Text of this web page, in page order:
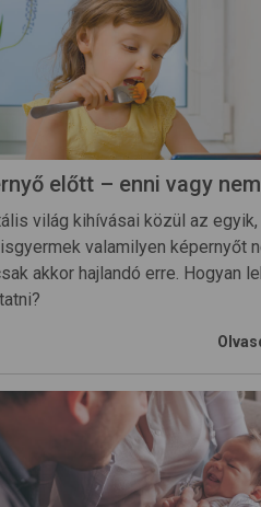
előtt – enni vagy
világ kihívásai közül az
valamilyen képernyőt
akkor hajlandó erre. Hogyan